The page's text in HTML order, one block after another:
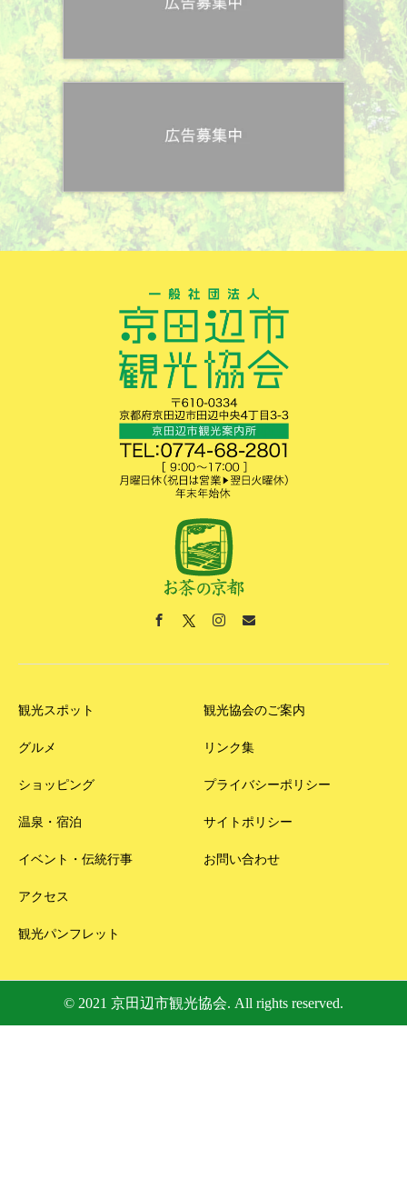
観光スポット
グルメ
ショッピング
温泉・宿泊
イベント・伝統行事
アクセス
観光パンフレット
観光協会のご案内
リンク集
プライバシーポリシー
サイトポリシー
お問い合わせ
© 2021 京田辺市観光協会. All rights reserved.